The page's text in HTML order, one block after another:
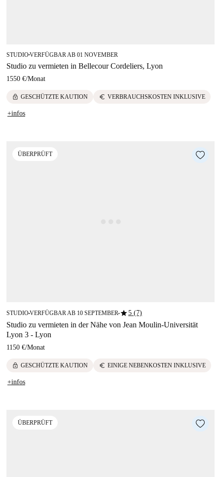
STUDIO■VERFÜGBAR AB 01 NOVEMBER
Studio zu vermieten in Bellecour Cordeliers, Lyon
1550 €/Monat
lock GESCHÜTZTE KAUTION euro VERBRAUCHSKOSTEN INKLUSIVE
+infos
ÜBERPRÜFT
STUDIO■VERFÜGBAR AB 10 SEPTEMBER■star5 (7)
Studio zu vermieten in der Nähe von Jean Moulin-Universität
Lyon 3 - Lyon
1150 €/Monat
lock GESCHÜTZTE KAUTION euro EINIGE NEBENKOSTEN INKLUSIVE
+infos
ÜBERPRÜFT